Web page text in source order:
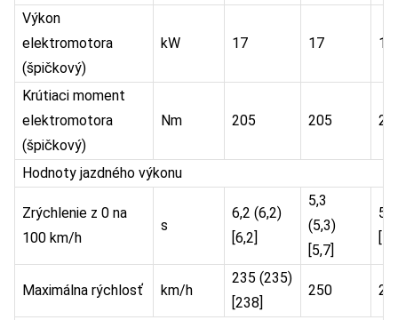
Výkon
elektromotora
(špičkový)
kW 17 17 17
Krútiaci moment
elektromotora
(špičkový)
Nm 205 205
Hodnoty jazdného výkonu
Zrýchlenie z 0 na
100 km/h
s
6,2 (6,2)
[6,2]
5,3
(5,3)
[5,7]
5,3
Maximálna rýchlosť km/h
235 (235)
[238]
250